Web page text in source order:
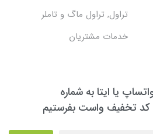
تراول, تراول ماگ و تاملر
خدمات مشتریان
یا ایتا به شماره